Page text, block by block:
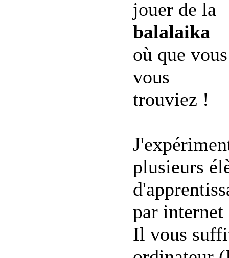
jouer de la
balalaika
où que vous
vous
trouviez !
plusieurs
par internet
Il vous